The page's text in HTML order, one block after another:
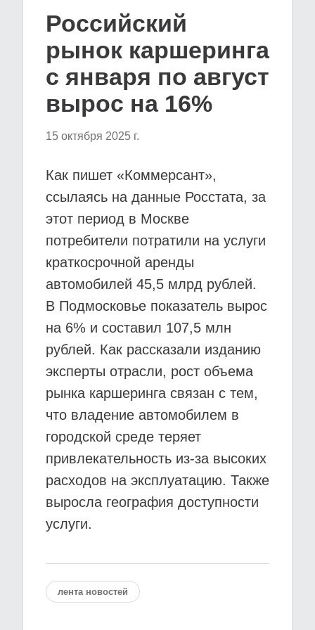
Российский
рынок каршеринга
с января по август
вырос на 16%
15 октября 2025 г.
Как пишет «Коммерсант»,
ссылаясь на данные Росстата, за
этот период в Москве
потребители потратили на услуги
краткосрочной аренды
автомобилей 45,5 млрд рублей.
В Подмосковье показатель вырос
на 6% и составил 107,5 млн
рублей. Как рассказали изданию
эксперты отрасли, рост объема
рынка каршеринга связан с тем,
что владение автомобилем в
городской среде теряет
привлекательность из-за высоких
расходов на эксплуатацию. Также
выросла география доступности
услуги.
лента новостей